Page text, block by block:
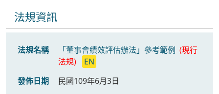
法規資訊
法規名稱 「董事會績效評估辦法」參考範例 (現行
法規)
EN
發佈日期
民國109年6月3日